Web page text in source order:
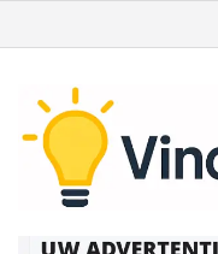
naar
inhoud